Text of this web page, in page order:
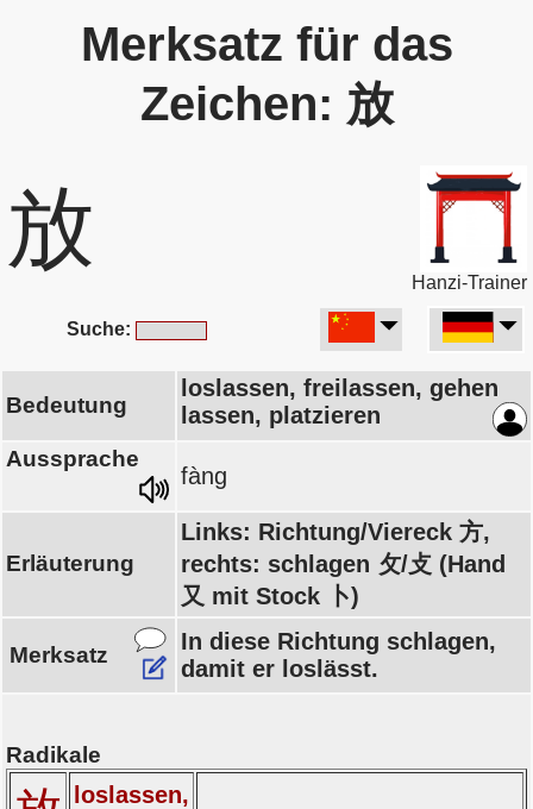
Merksatz für das
Zeichen: 放
放
Hanzi-Trainer
Suche:
Bedeutung
loslassen, freilassen, gehen
lassen, platzieren
Aussprache
fàng
Erläuterung
Links: Richtung/Viereck 方,
rechts: schlagen 攵/攴 (Hand
又 mit Stock 卜)
Merksatz
In diese Richtung schlagen,
damit er loslässt.
Radikale
loslassen,